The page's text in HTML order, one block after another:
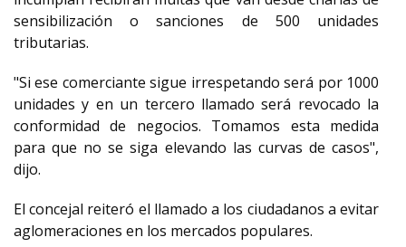
sensibilización o sanciones de 500 unidades
tributarias.
"Si ese comerciante sigue irrespetando será por 1000
unidades y en un tercero llamado será revocado la
conformidad de negocios. Tomamos esta medida
para que no se siga elevando las curvas de casos",
dijo.
El concejal reiteró el llamado a los ciudadanos a evitar
aglomeraciones en los mercados populares.